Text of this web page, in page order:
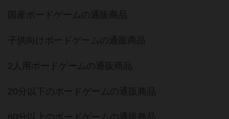
国産ボードゲームの通販商品
子供向けボードゲームの通販商品
2人用ボードゲームの通販商品
20分以下のボードゲームの通販商品
60分以上のボードゲームの通販商品